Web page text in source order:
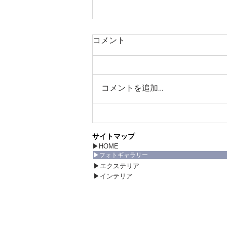
ートを
コメント
コメントを追加…
サイトマップ
▶フォトギャラリー
▶エクステリア
▶インテリア
▶HOME